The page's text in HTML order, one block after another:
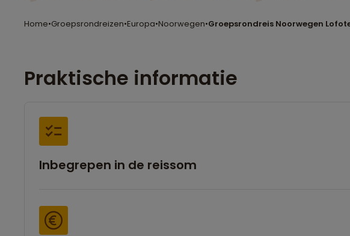
Home•Groepsrondreizen•Europa•Noorwegen•Groepsrondreis Noorwegen
Praktische informatie
Inbegrepen in de reissom